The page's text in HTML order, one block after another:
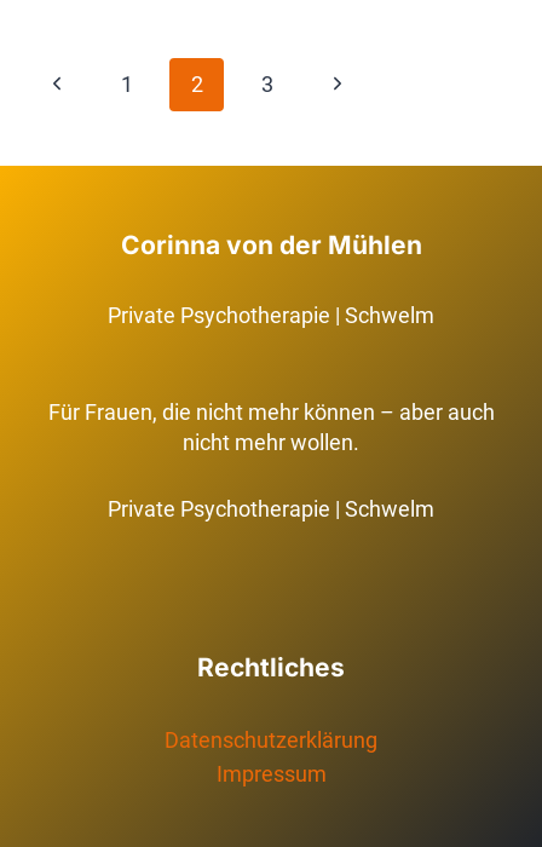
WIE
SICH
DIE
GEÄNDERT
Seitennavigation
Vorherige
1 2 3
Nächste
Corinna von der Mühlen
Private Psychotherapie | Schwelm
Für Frauen, die nicht mehr können – aber auch
nicht mehr wollen.
Private Psychotherapie | Schwelm
Rechtliches
Datenschutzerklärung
Impressum